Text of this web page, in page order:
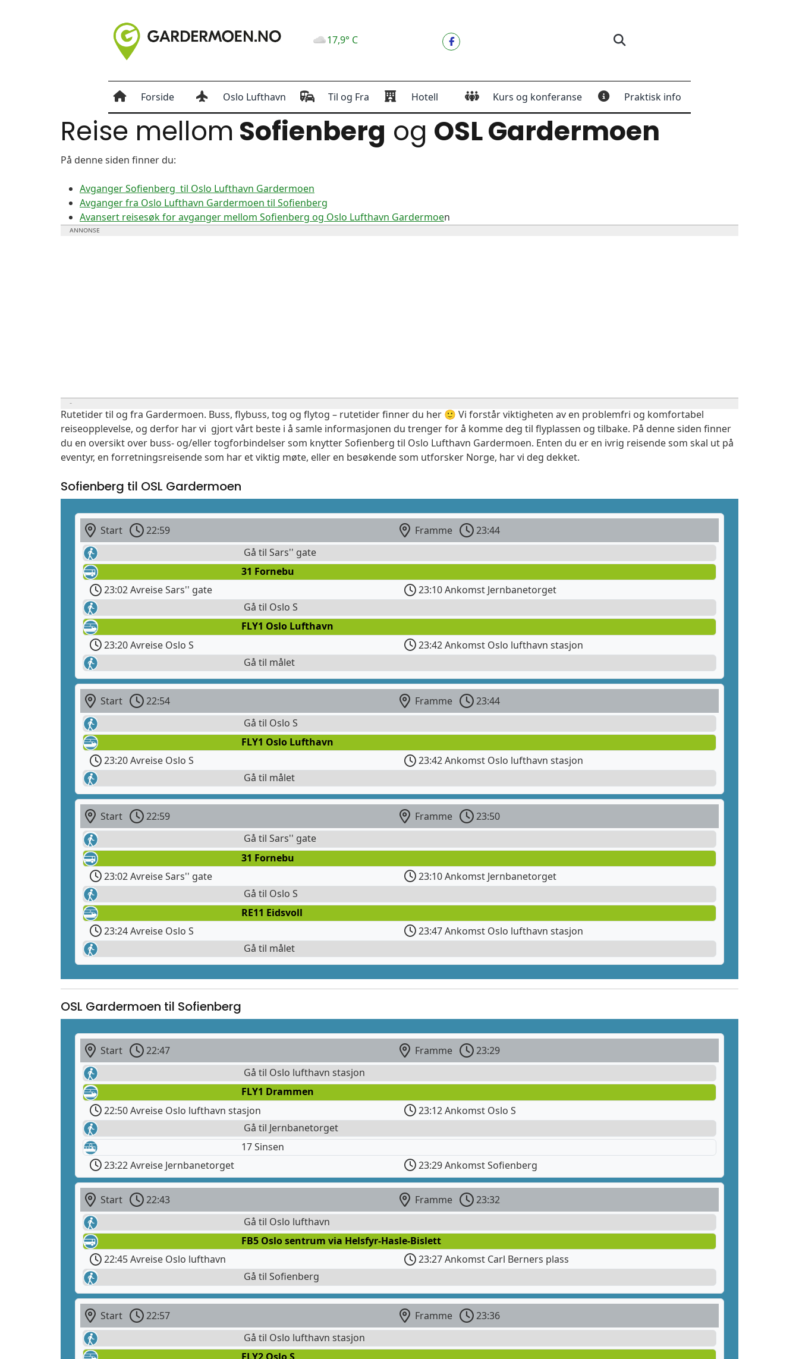
17,9° C
Forside Oslo Lufthavn Til og Fra Hotell Kurs og konferanse Praktisk info
Reise mellom Sofienberg og OSL Gardermoen
På denne siden finner du:
Avganger Sofienberg til Oslo Lufthavn Gardermoen
Avganger fra Oslo Lufthavn Gardermoen til Sofienberg
Avansert reisesøk for avganger mellom Sofienberg og Oslo Lufthavn Gardermoen
Rutetider til og fra Gardermoen. Buss, flybuss, tog og flytog – rutetider finner du her 🙂 Vi forstår viktigheten av en problemfri og komfortabel
reiseopplevelse, og derfor har vi gjort vårt beste i å samle informasjonen du trenger for å komme deg til flyplassen og tilbake. På denne siden finner
du en oversikt over buss- og/eller togforbindelser som knytter Sofienberg til Oslo Lufthavn Gardermoen. Enten du er en ivrig reisende som skal ut på
eventyr, en forretningsreisende som har et viktig møte, eller en besøkende som utforsker Norge, har vi deg dekket.
Sofienberg til OSL Gardermoen
Start 22:59 Framme
23:44
Gå til Sars'' gate
31 Fornebu
23:02 Avreise Sars'' gate
23:10 Ankomst Jernbanetorget
Gå til Oslo S
FLY1 Oslo Lufthavn
23:20 Avreise Oslo S
23:42 Ankomst Oslo lufthavn stasjon
Gå til målet
Start 22:54 Framme
23:44
Gå til Oslo S
FLY1 Oslo Lufthavn
23:20 Avreise Oslo S
23:42 Ankomst Oslo lufthavn stasjon
Gå til målet
Start 22:59 Framme
23:50
Gå til Sars'' gate
31 Fornebu
23:02 Avreise Sars'' gate
23:10 Ankomst Jernbanetorget
Gå til Oslo S
RE11 Eidsvoll
23:24 Avreise Oslo S
23:47 Ankomst Oslo lufthavn stasjon
Gå til målet
OSL Gardermoen til Sofienberg
Start 22:47 Framme
23:29
Gå til Oslo lufthavn stasjon
FLY1 Drammen
22:50 Avreise Oslo lufthavn stasjon
23:12 Ankomst Oslo S
Gå til Jernbanetorget
17 Sinsen
23:22 Avreise Jernbanetorget
23:29 Ankomst Sofienberg
Start 22:43 Framme
23:32
Gå til Oslo lufthavn
FB5 Oslo sentrum via Helsfyr-Hasle-Bislett
22:45 Avreise Oslo lufthavn
23:27 Ankomst Carl Berners plass
Gå til Sofienberg
Start 22:57 Framme
23:36
Gå til Oslo lufthavn stasjon